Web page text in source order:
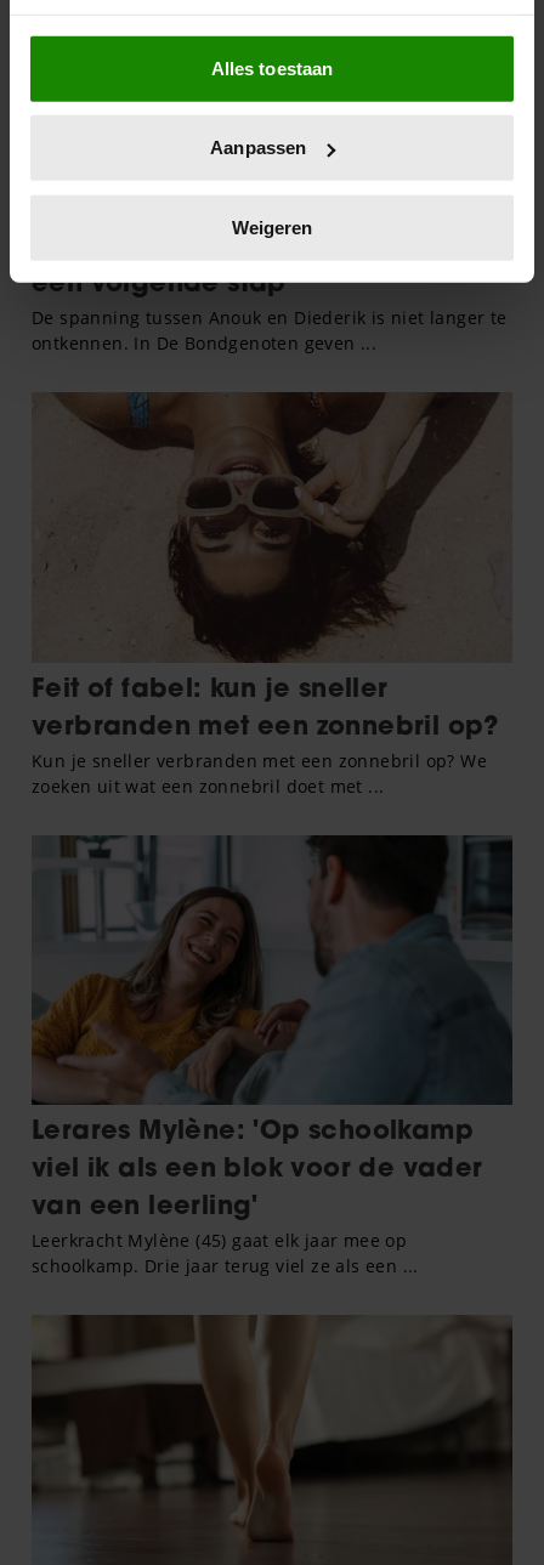
Als u het toestaat, willen we ook graag:
Informatie verzamelen over uw geografische
locatie, die tot een paar meter nauwkeurig kan zijn
scannen op specifieke eigenschappen (fingerprinting)
verwerkt en stel uw voorkeuren in het
intrekken in de Cookieverklaring.
We gebruiken cookies om content en advertenties te
en om ons websiteverkeer te analyseren. Ook delen we
informatie over uw gebruik van onze site met onze
partners voor social media, adverteren en analyse. Deze
partners kunnen deze gegevens combineren met andere
informatie die u aan ze heeft verstrekt of die ze hebben
verzameld op basis van uw gebruik van hun services. U
gaat akkoord met onze cookies als u onze website blijft
Alles toestaan
Aanpassen
Weigeren